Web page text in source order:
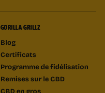
GORILLA GRILLZ
Blog
Certificats
Programme de fidélisation
Remises sur le CBD
CBD en gros